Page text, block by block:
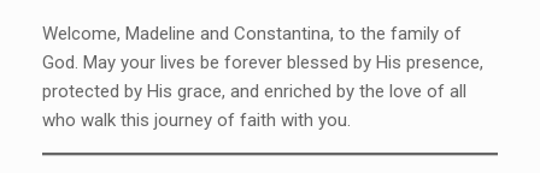
Welcome, Madeline and Constantina, to the family of
God. May your lives be forever blessed by His presence,
protected by His grace, and enriched by the love of all
who walk this journey of faith with you.